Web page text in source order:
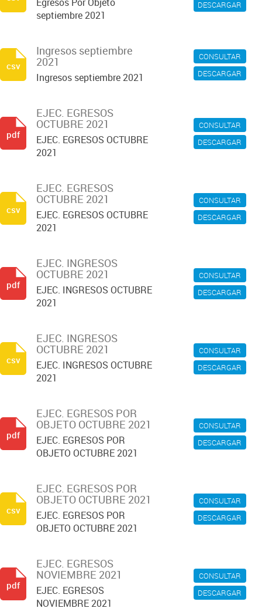
DESCARGAR
septiembre 2021
CONSULTAR
DESCARGAR
Ingresos septiembre
2021
Ingresos septiembre 2021
csv
CONSULTAR
DESCARGAR
EJEC. EGRESOS
OCTUBRE 2021
EJEC. EGRESOS OCTUBRE
2021
pdf
CONSULTAR
DESCARGAR
EJEC. EGRESOS
OCTUBRE 2021
EJEC. EGRESOS OCTUBRE
2021
csv
CONSULTAR
DESCARGAR
EJEC. INGRESOS
OCTUBRE 2021
EJEC. INGRESOS OCTUBRE
2021
pdf
CONSULTAR
DESCARGAR
EJEC. INGRESOS
OCTUBRE 2021
EJEC. INGRESOS OCTUBRE
2021
csv
CONSULTAR
DESCARGAR
EJEC. EGRESOS POR
OBJETO OCTUBRE 2021
EJEC. EGRESOS POR
OBJETO OCTUBRE 2021
pdf
CONSULTAR
DESCARGAR
EJEC. EGRESOS POR
OBJETO OCTUBRE 2021
EJEC. EGRESOS POR
OBJETO OCTUBRE 2021
csv
CONSULTAR
DESCARGAR
EJEC. EGRESOS
NOVIEMBRE 2021
EJEC. EGRESOS
NOVIEMBRE 2021
pdf